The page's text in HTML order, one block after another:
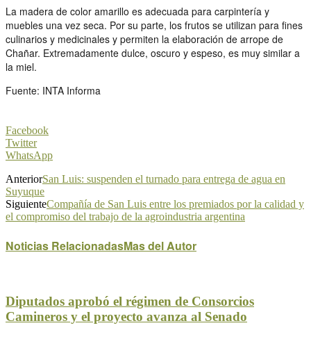
La madera de color amarillo es adecuada para carpintería y
muebles una vez seca. Por su parte, los frutos se utilizan para fines
culinarios y medicinales y permiten la elaboración de arrope de
Chañar. Extremadamente dulce, oscuro y espeso, es muy similar a
la miel.
Fuente: INTA Informa
Facebook
Twitter
WhatsApp
AnteriorSan Luis: suspenden el turnado para entrega de agua en
Suyuque
SiguienteCompañía de San Luis entre los premiados por la calidad y
el compromiso del trabajo de la agroindustria argentina
Noticias RelacionadasMas del Autor
Diputados aprobó el régimen de Consorcios
Camineros y el proyecto avanza al Senado